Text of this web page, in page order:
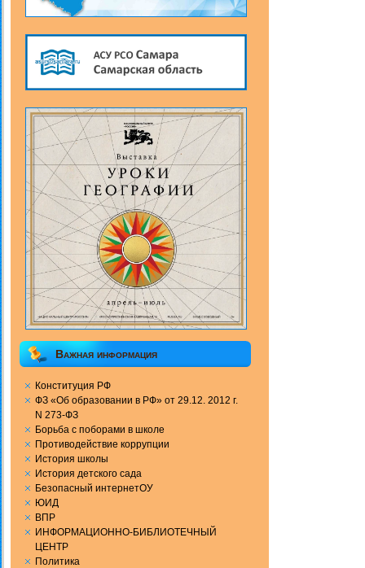
Важная информация
Конституция РФ
ФЗ «Об образовании в РФ» от 29.12. 2012 г.
N 273-ФЗ
Борьба с поборами в школе
Противодействие коррупции
История школы
История детского сада
Безопасный интернетОУ
ЮИД
ВПР
ИНФОРМАЦИОННО-БИБЛИОТЕЧНЫЙ
ЦЕНТР
Политика